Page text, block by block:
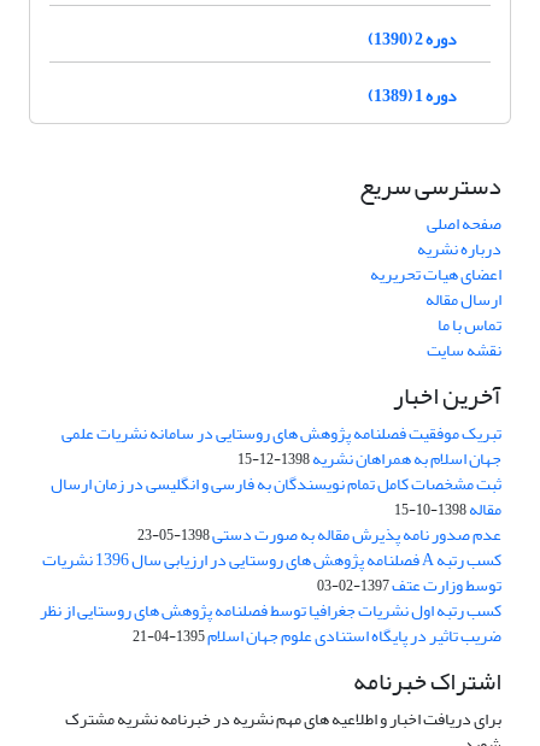
دوره 2 (1390)
دوره 1 (1389)
دسترسی سریع
صفحه اصلی
درباره نشریه
اعضای هیات تحریریه
ارسال مقاله
تماس با ما
نقشه سایت
آخرین اخبار
تبریک موفقیت فصلنامه پژوهش های روستایی در سامانه نشریات علمی
جهان اسلام به همراهان نشریه1398-12-15
ثبت مشخصات کامل تمام نویسندگان به فارسی و انگلیسی در زمان ارسال
مقاله1398-10-15
عدم صدور نامه پذیرش مقاله به صورت دستی1398-05-23
کسب رتبه A فصلنامه پژوهش های روستایی در ارزیابی سال 1396 نشریات
توسط وزارت عتف1397-02-03
کسب رتبه اول نشریات جغرافیا توسط فصلنامه پژوهش های روستایی از نظر
ضریب تاثیر در پایگاه استنادی علوم جهان اسلام1395-04-21
اشتراک خبرنامه
برای دریافت اخبار و اطلاعیه های مهم نشریه در خبرنامه نشریه مشترک